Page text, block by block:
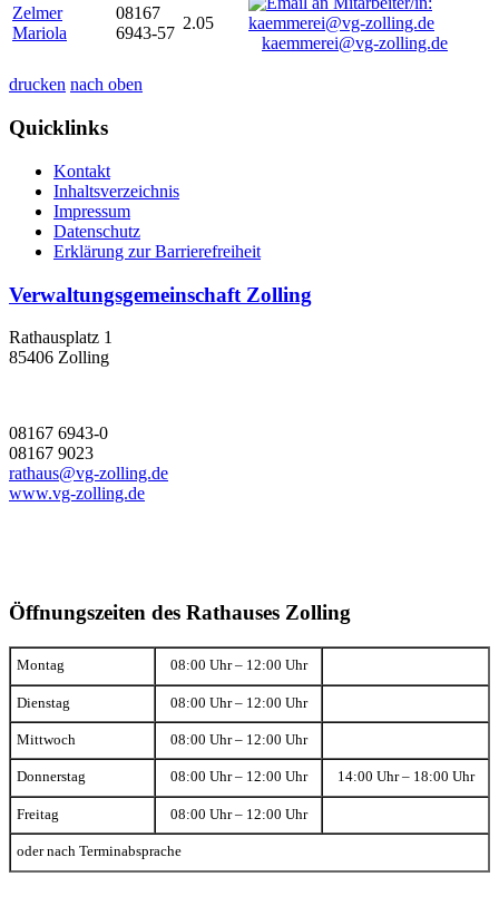
Zelmer
Mariola
08167
6943-57
2.05
kaemmerei@vg-zolling.de
drucken nach oben
Quicklinks
Kontakt
Inhaltsverzeichnis
Impressum
Datenschutz
Erklärung zur Barrierefreiheit
Verwaltungsgemeinschaft Zolling
Rathausplatz 1
85406 Zolling
08167 6943-0
08167 9023
rathaus@vg-zolling.de
www.vg-zolling.de
Öffnungszeiten des Rathauses Zolling
Montag 08:00 Uhr – 12:00 Uhr
Dienstag 08:00 Uhr – 12:00 Uhr
Mittwoch 08:00 Uhr – 12:00 Uhr
Donnerstag 08:00 Uhr – 12:00 Uhr 14:00 Uhr – 18:00 Uhr
Freitag 08:00 Uhr – 12:00 Uhr
oder nach Terminabsprache